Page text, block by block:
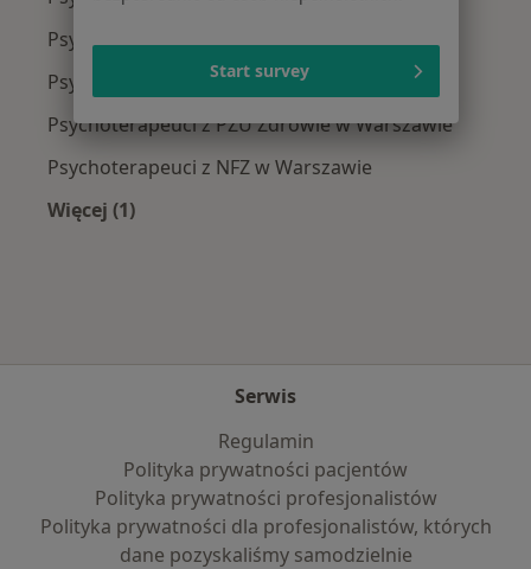
Psychoterapeuci z Allianz w Warszawie
Psychoterapeuci z TU Zdrowie w Warszawie
Psychoterapeuci z PZU Zdrowie w Warszawie
Psychoterapeuci z NFZ w Warszawie
Więcej (1)
Serwis
Regulamin
Polityka prywatności pacjentów
Polityka prywatności profesjonalistów
Polityka prywatności dla profesjonalistów, których
dane pozyskaliśmy samodzielnie
Start survey